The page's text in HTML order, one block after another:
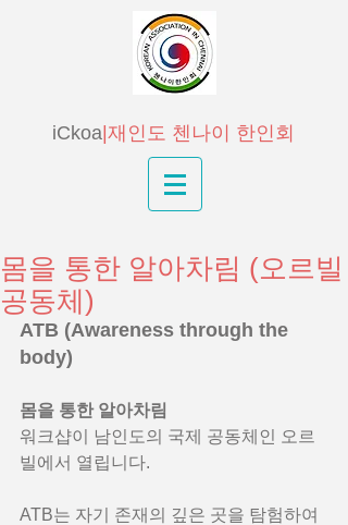
iCkoa |재인도 첸나이 한인회
몸을 통한 알아차림 (오르빌
공동체)
ATB (Awareness through the
body)
몸을 통한 알아차림
워크샵이 남인도의 국제 공동체인 오르
빌에서 열립니다.
ATB는 자기 존재의 깊은 곳을 탐험하여